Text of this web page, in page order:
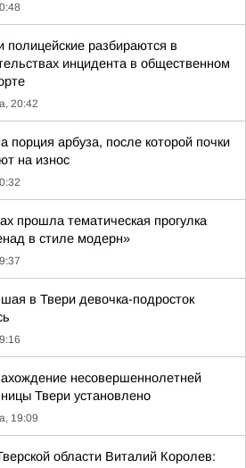
полицейские разбираются в
инцидента в общественном
20:42
порция арбуза, после которой почки
на износ
прошла тематическая прогулка
в стиле модерн»
в Твери девочка-подросток
несовершеннолетней
Твери установлено
19:09
области Виталий Королев: